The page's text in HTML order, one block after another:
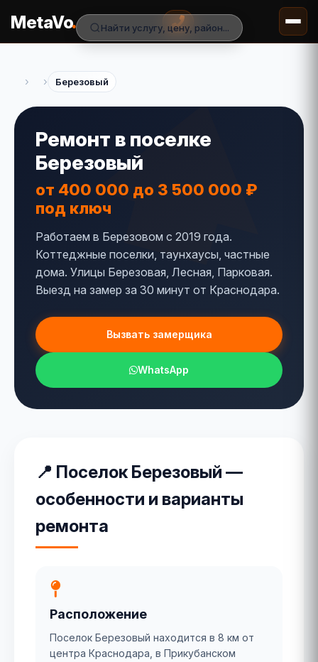
MetaVo.
› › Березовый
Ремонт в поселке
Березовый
от 400 000 до 3 500 000 ₽
под ключ
Работаем в Березовом с 2019 года.
Коттеджные поселки, таунхаусы, частные
дома. Улицы Березовая, Лесная, Парковая.
Выезд на замер за 30 минут от Краснодара.
Вызвать замерщика
WhatsApp
📍 Поселок Березовый —
особенности и варианты
ремонта
Расположение
Поселок Березовый находится в 8 км от
центра Краснодара, в Прикубанском
Найти услугу, цену, район...